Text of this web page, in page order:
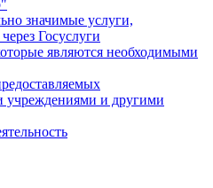
значимые услуги,
Госуслуги
являются необходимыми
и другими